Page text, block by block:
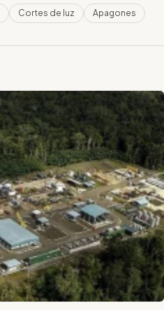
Cortes de luz Apagones